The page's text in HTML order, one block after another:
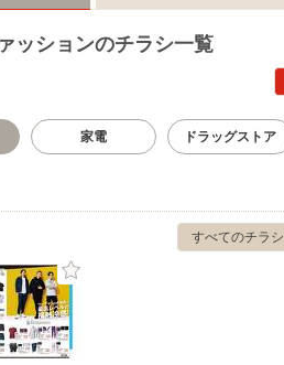
ッションのチラシ一覧
家電 ドラッグストア
すべてのチラシ